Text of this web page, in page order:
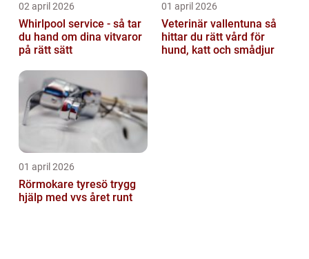
02 april 2026
Whirlpool service - så tar
du hand om dina vitvaror
på rätt sätt
01 april 2026
Veterinär vallentuna så
hittar du rätt vård för
hund, katt och smådjur
01 april 2026
Rörmokare tyresö trygg
hjälp med vvs året runt